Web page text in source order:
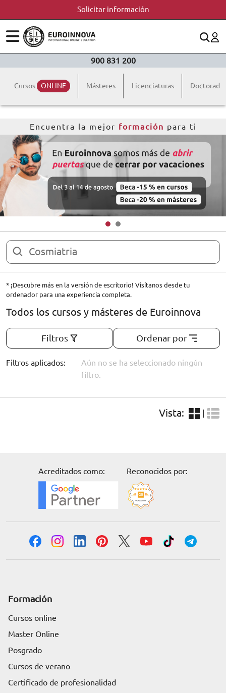
Solicitar información
900 831 200
ÁREAS
ESTUDIOS
CONOCE EUROINNOVA
BECAS Y FINANCIACIÓN
RECURSOS EDUCATIVOS
ORIENTACIÓN LABORAL
(gratuito en España)
900 831 200
TRABAJA CON NOSOTROS
Cursos ONLINE Másteres Licenciaturas
Encuentra la mejor formación para ti
* ¡Descubre más en la versión de escritorio! Visítanos desde tu
ordenador para una experiencia completa.
Todos los cursos y másteres de Euroinnova
Filtros Ordenar por
Filtros aplicados:
Aún no se ha seleccionado ningún
filtro.
Vista:
Acreditados como: Reconocidos por:
Formación
Cursos online
Master Online
Posgrado
Cursos de verano
Certificado de profesionalidad